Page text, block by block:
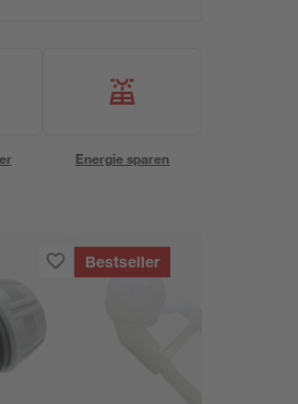
Energie sparen
Bestseller